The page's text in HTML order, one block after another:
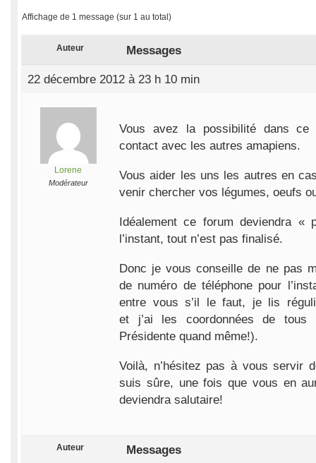
Affichage de 1 message (sur 1 au total)
Auteur Messages
22 décembre 2012 à 23 h 10 min
Lorene
Modérateur
Vous avez la possibilité dans ce
contact avec les autres amapiens.
Vous aider les uns les autres en
venir chercher vos légumes, oeufs
Idéalement ce forum deviendra «
l’instant, tout n’est pas finalisé.
Donc je vous conseille de ne pas
de numéro de téléphone pour
entre vous s’il le faut, je lis
et j’ai les coordonnées de
Présidente quand même!).
Voilà, n’hésitez pas à vous servir
suis sûre, une fois que vous en
deviendra salutaire!
Auteur Messages